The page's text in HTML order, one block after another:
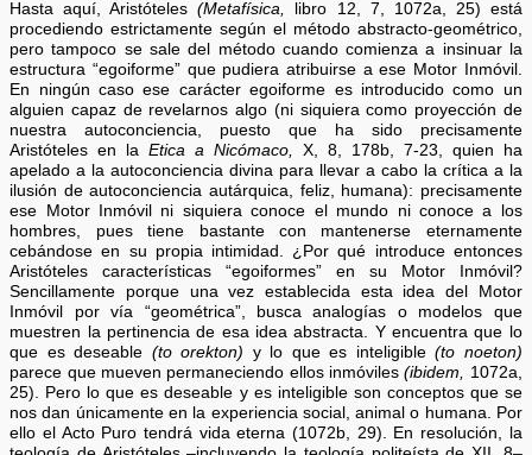
Hasta aquí, Aristóteles(Metafísica,
libro 12, 7, 1072a, 25) está
procediendo estrictamente según el método abstracto-geométrico,
pero tampoco se sale del método cuando comienza a insinuar la
estructura “egoiforme” que pudiera atribuirse a ese Motor Inmóvil.
En ningún caso ese carácter egoiforme es introducido como un
alguien capaz de revelarnos algo (ni siquiera como proyección de
nuestra autoconciencia, puesto que ha sido precisamente
Aristóteles en laEtica a Nicómaco,
X, 8, 178b, 7-23, quien ha
apelado a la autoconciencia divina para llevar a cabo la crítica a la
ilusión de autoconciencia autárquica, feliz, humana): precisamente
ese Motor Inmóvil ni siquiera conoce el mundo ni conoce a los
hombres, pues tiene bastante con mantenerse eternamente
cebándose en su propia intimidad. ¿Por qué introduce entonces
Aristóteles características “egoiformes” en su Motor Inmóvil?
Sencillamente porque una vez establecida esta idea del Motor
Inmóvil por vía “geométrica”, busca analogías o modelos que
muestren la pertinencia de esa idea abstracta. Y encuentra que lo
que es deseable (to orekton) y lo que es inteligible(to noeton)
parece que mueven permaneciendo ellos inmóviles(ibidem,
1072a,
25). Pero lo que es deseable y es inteligible son conceptos que se
nos dan únicamente en la experiencia social, animal o humana. Por
ello el Acto Puro tendrá vida eterna (1072b, 29). En resolución, la